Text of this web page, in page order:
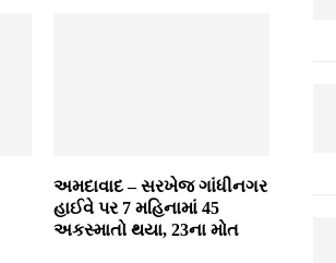
અમદાવાદ – સરખેજ ગાંધીનગર
હાઈવે પર 7 મહિનામાં 45
અકસ્માતો થયા, 23ના મોત